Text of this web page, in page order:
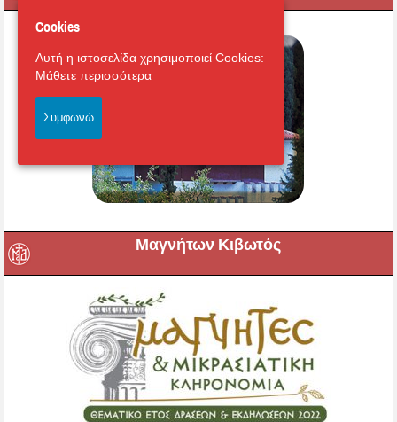
Μαγνήτων Κιβωτός
Cookies
Αυτή η ιστοσελίδα χρησιμοποιεί Cookies:
Μάθετε περισσότερα
Συμφωνώ